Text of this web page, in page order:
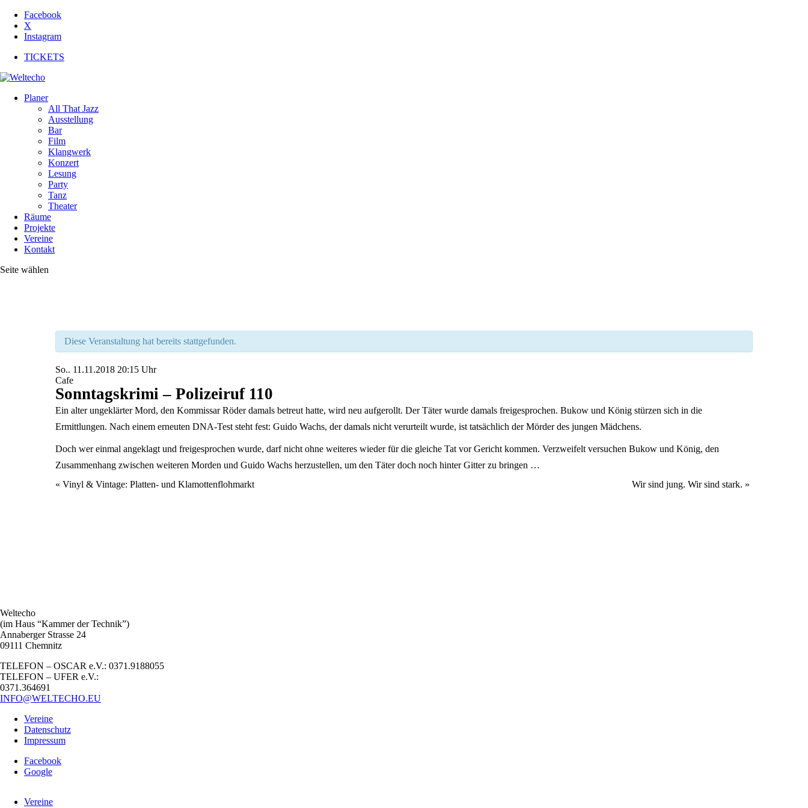
Facebook
X
Instagram
TICKETS
Planer
All That Jazz
Ausstellung
Bar
Film
Klangwerk
Konzert
Lesung
Party
Tanz
Theater
Räume
Projekte
Vereine
Kontakt
Seite wählen
Diese Veranstaltung hat bereits stattgefunden.
So.. 11.11.2018 20:15 Uhr
Cafe
Sonntagskrimi – Polizeiruf 110
Ein alter ungeklärter Mord, den Kommissar Röder damals betreut hatte, wird neu aufgerollt. Der Täter wurde damals freigesprochen. Bukow und König stürzen sich in die
Ermittlungen. Nach einem erneuten DNA-Test steht fest: Guido Wachs, der damals nicht verurteilt wurde, ist tatsächlich der Mörder des jungen Mädchens.
Doch wer einmal angeklagt und freigesprochen wurde, darf nicht ohne weiteres wieder für die gleiche Tat vor Gericht kommen. Verzweifelt versuchen Bukow und König, den
Zusammenhang zwischen weiteren Morden und Guido Wachs herzustellen, um den Täter doch noch hinter Gitter zu bringen …
Veranstaltung
« Vinyl & Vintage: Platten- und Klamottenflohmarkt Wir sind jung. Wir sind stark. »
Weltecho
(im Haus “Kammer der Technik”)
Annaberger Strasse 24
09111 Chemnitz
TELEFON – OSCAR e.V.: 0371.9188055
TELEFON – UFER e.V.:
0371.364691
INFO@WELTECHO.EU
Vereine
Datenschutz
Impressum
Facebook
Google
Vereine